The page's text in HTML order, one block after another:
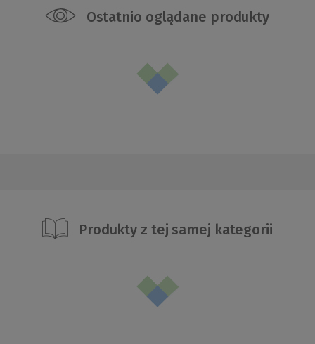
Ostatnio oglądane produkty
Produkty z tej samej kategorii